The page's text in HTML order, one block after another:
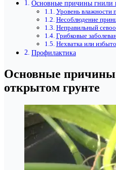
Основные причины гнили
Уровень влажности
Несоблюдение
Неправильный
Грибковые
Нехватка или
Профилактика
Основные причины
открытом грунте